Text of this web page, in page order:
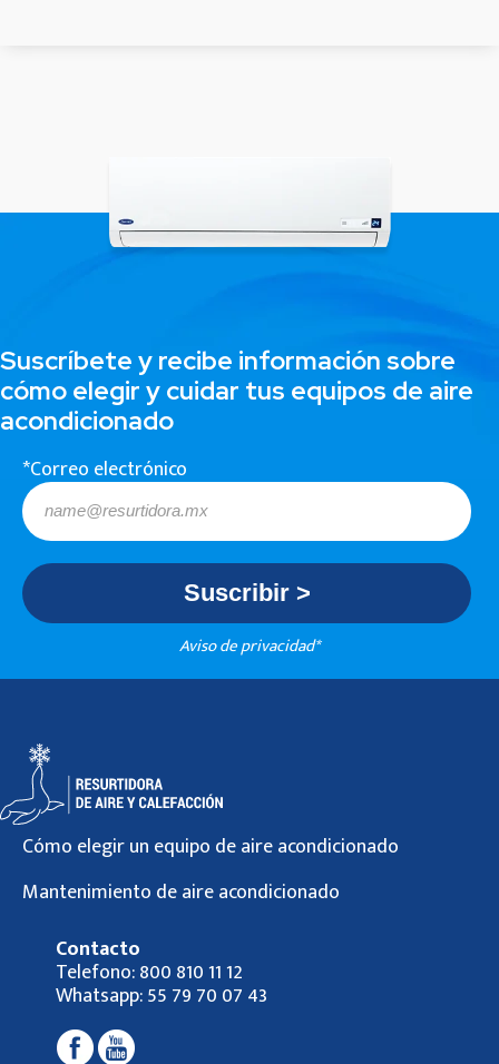
Suscríbete y recibe información sobre
cómo elegir y cuidar tus equipos de aire
acondicionado
*Correo electrónico
Aviso de privacidad*
Cómo elegir un equipo de aire acondicionado
Mantenimiento de aire acondicionado
Contacto
Telefono:800 810 11 12
Whatsapp:55 79 70 07 43